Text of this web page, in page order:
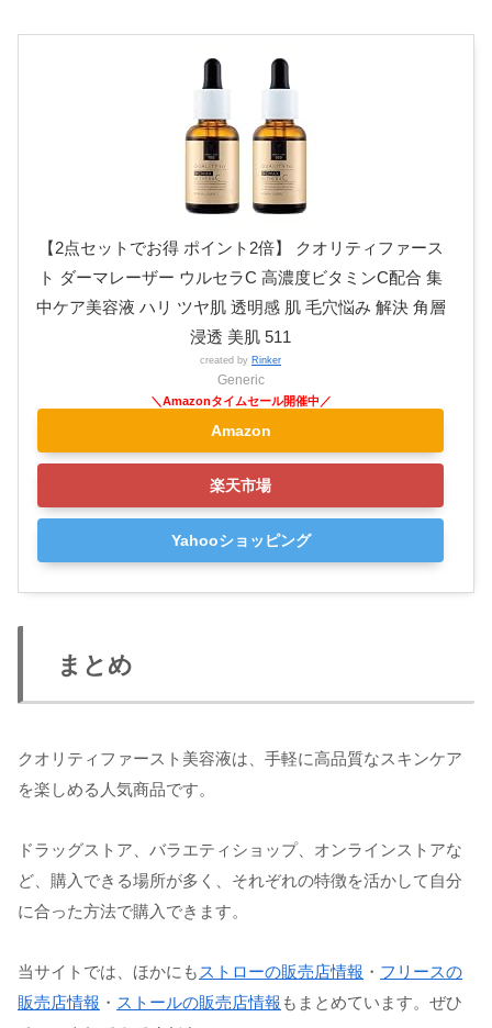
【2点セットでお得 ポイント2倍】 クオリティファース
ト ダーマレーザー ウルセラC 高濃度ビタミンC配合 集
中ケア美容液 ハリ ツヤ肌 透明感 肌 毛穴悩み 解決 角層
浸透 美肌 511
created by Rinker
Generic
Amazon
楽天市場
Yahooショッピング
まとめ
クオリティファースト美容液は、手軽に高品質なスキンケア
を楽しめる人気商品です。
ドラッグストア、バラエティショップ、オンラインストアな
ど、購入できる場所が多く、それぞれの特徴を活かして自分
に合った方法で購入できます。
当サイトでは、ほかにも ストローの販売店情報 ・ フリースの
販売店情報 ・ ストールの販売店情報 もまとめています。ぜひ